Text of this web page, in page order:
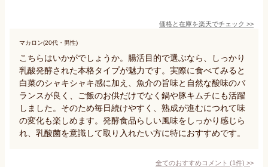
価格と在庫を楽天でチェック >>
マカロン(20代・男性)
こちらはいかがでしょうか。腸活目的で選ぶなら、しっかり
乳酸発酵された本格タイプが魅力です。実際に食べてみると
白菜のシャキシャキ感に加え、魚介の旨味と自然な酸味のバ
ランスが良く、ご飯のお供だけでなく鍋や豚キムチにも活躍
しました。そのため毎日続けやすく、熟成が進むにつれて味
の変化も楽しめます。発酵食品らしい風味をしっかり感じら
れ、乳酸菌を意識して取り入れたい方に特におすすめです。
全てのおすすめコメント (1件) >